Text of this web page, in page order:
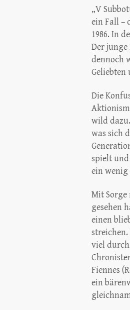
„V
ein Fall –
1986. In
Der
dennoch
Geliebten
Die
wild
was sich
spielt
ein wenig
Mit Sorge
gesehen
einen
viel
Fiennes
ein